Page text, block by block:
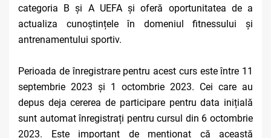
categoria B și A UEFA și oferă oportunitatea de a
actualiza cunoștințele în domeniul fitnessului și
antrenamentului sportiv.
Perioada de înregistrare pentru acest curs este între 11
septembrie 2023 și 1 octombrie 2023. Cei care au
depus deja cererea de participare pentru data inițială
sunt automat înregistrați pentru cursul din 6 octombrie
2023. Este important de menționat că această